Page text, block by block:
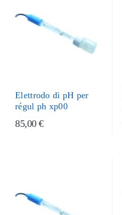
Elettrodo di pH per
régul ph xp00
85,00 €